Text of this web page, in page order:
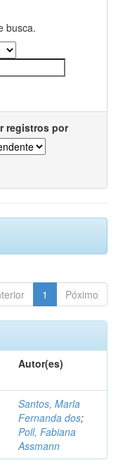
busca.
registros por
1 Póximo
Autor(es)
Santos, Marla
Fernanda dos;
Poll, Fabiana
Assmann